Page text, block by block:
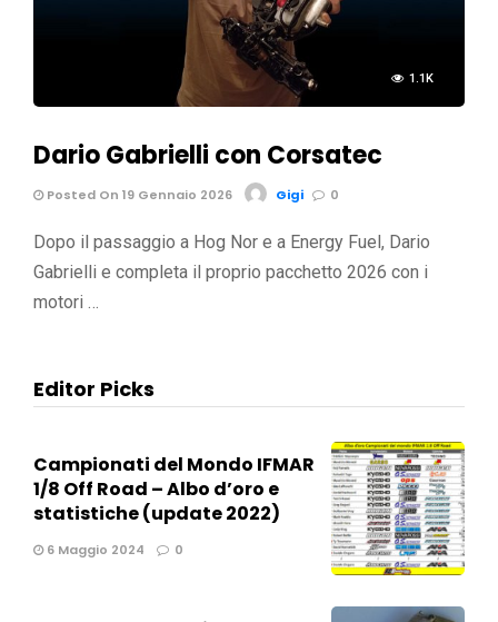
1.1K
Dario Gabrielli con Corsatec
Posted On 19 Gennaio 2026 Gigi 0
Dopo il passaggio a Hog Nor e a Energy Fuel, Dario
Gabrielli e completa il proprio pacchetto 2026 con i
motori …
Editor Picks
Campionati del Mondo IFMAR
1/8 Off Road – Albo d’oro e
statistiche (update 2022)
6 Maggio 2024 0